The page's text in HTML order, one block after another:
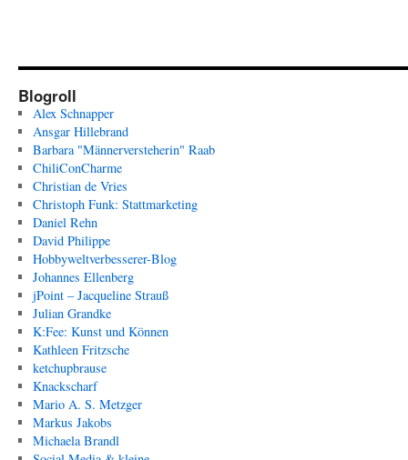
Blogroll
Alex Schnapper
Ansgar Hillebrand
Barbara "Männerversteherin" Raab
ChiliConCharme
Christian de Vries
Christoph Funk: Stattmarketing
Daniel Rehn
David Philippe
Hobbyweltverbesserer-Blog
Johannes Ellenberg
jPoint – Jacqueline Strauß
Julian Grandke
K:Fee: Kunst und Können
Kathleen Fritzsche
ketchupbrause
Knackscharf
Mario A. S. Metzger
Markus Jakobs
Michaela Brandl